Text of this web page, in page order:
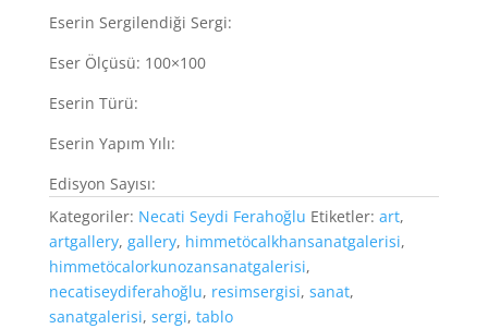
Eserin Sergilendiği Sergi:
Eser Ölçüsü: 100×100
Eserin Türü:
Eserin Yapım Yılı:
Edisyon Sayısı:
Kategoriler: Necati Seydi Ferahoğlu Etiketler: art,
artgallery, gallery, himmetöcalkhansanatgalerisi,
himmetöcalorkunozansanatgalerisi,
necatiseydiferahoğlu, resimsergisi, sanat,
sanatgalerisi, sergi, tablo